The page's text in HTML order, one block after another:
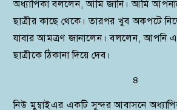
অধ্যাপিকা বললেন, আমি জানি। আমি
ছাত্রীর কাছে থেকে। তারপর খুব অকপটে
যাবার আমত্রণ জানালেন। বললেন, আপনি
ছাত্রীকে ঠিকানা দিয়ে দেব।
৪
নিউ মুম্বাইএর একটি সুন্দর আবাসনে